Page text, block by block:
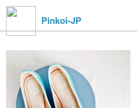
Pinkoi-JP